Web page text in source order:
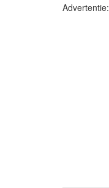
Advertentie: